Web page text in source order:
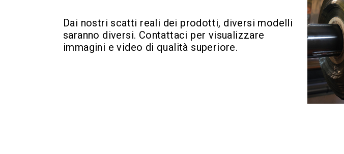
Dai nostri scatti reali dei prodotti, diversi modelli
saranno diversi. Contattaci per visualizzare
immagini e video di qualità superiore.